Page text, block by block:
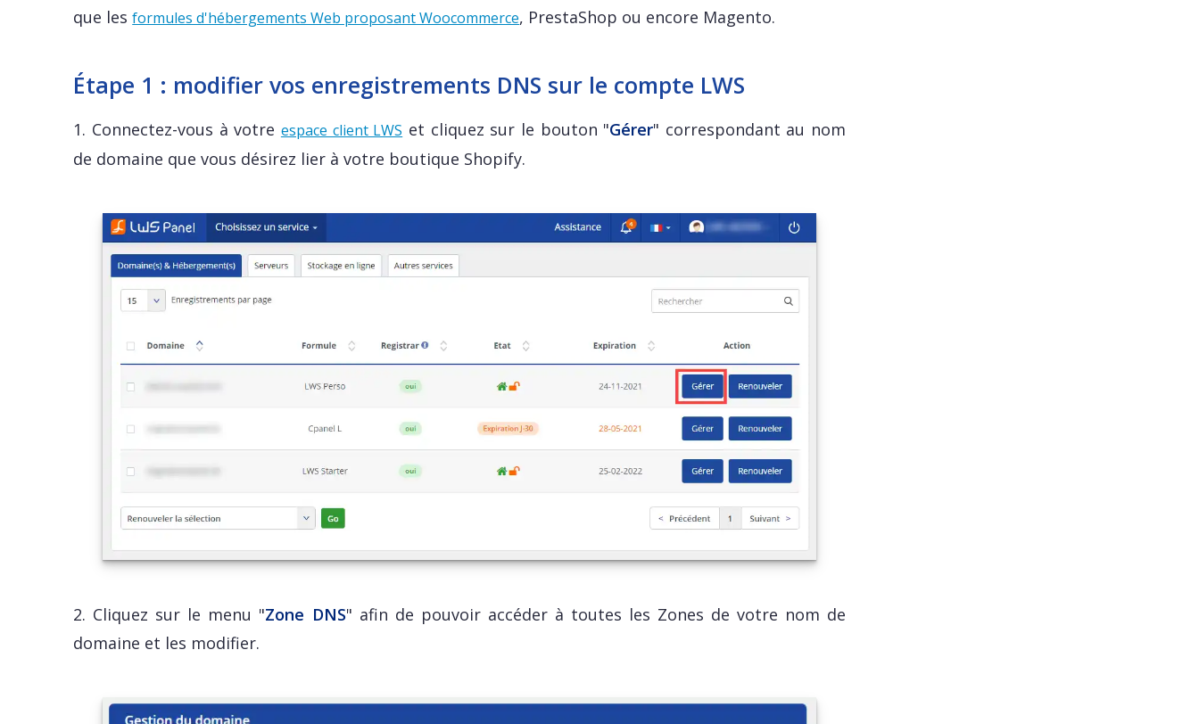
que lesformules d'hébergements Web proposant Woocommerce, PrestaShop ou encore Magento.
Étape 1 : modifier vos enregistrements DNS sur le compte LWS
1. Connectez-vous à votre espace client LWS et cliquez sur le bouton "Gérer" correspondant au nom
de domaine que vous désirez lier à votre boutique Shopify.
2. Cliquez sur le menu "Zone DNS" afin de pouvoir accéder à toutes les Zones de votre nom de
domaine et les modifier.